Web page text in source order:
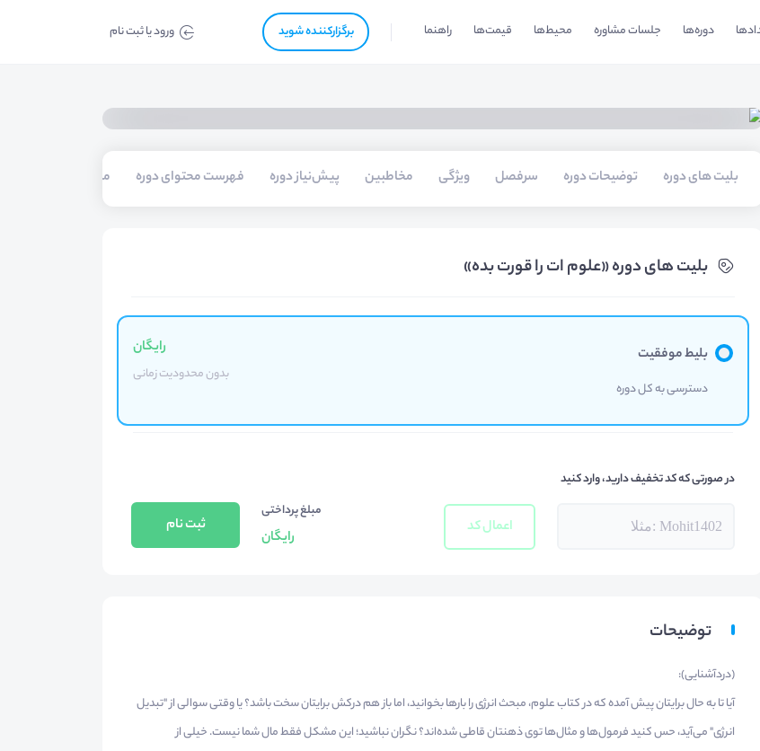
دوره‌ها جلسات مشاوره محیط‌ها قیمت‌ها راهنما برگزار‌‌کننده شوید ورود یا ثبت نام
بلیت های دوره توضیحات دوره سرفصل ویژگی مخاطبین پیش‌نیاز دوره فهرست محتوای دوره مدرسین
بلیت های دوره «علوم ات را قورت بده»
بلیط موفقیت
دسترسی به کل دوره
رایگان
بدون محدودیت زمانی
در صورتی که کد تخفیف دارید، وارد کنید
اعمال کد
مبلغ پرداختی
رایگان
ثبت نام
توضیحات
(دردآشنایی):
آیا تا به حال برایتان پیش آمده که در کتاب علوم، مبحث انرژی را بارها بخوانید، اما باز هم درکش برایتان سخت باشد؟ یا وقتی سوالی از "تبدیل
انرژی" می‌آید، حس کنید فرمول‌ها و مثال‌ها توی ذهنتان قاطی شده‌اند؟ نگران نباشید؛ این مشکل فقط مال شما نیست. خیلی از